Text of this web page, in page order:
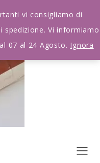
vi consigliamo di
Vi informiamo
07 al 24 Agosto. Ignora